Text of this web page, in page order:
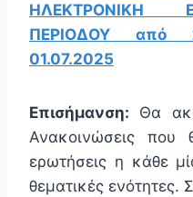
ΗΛΕΚΤΡΟΝΙΚΗ
ΠΕΡΙΟΔΟΥ από
01.07.2025
Επισήμανση: Θα
Ανακοινώσεις που
ερωτήσεις η κάθε
θεματικές ενότητες.